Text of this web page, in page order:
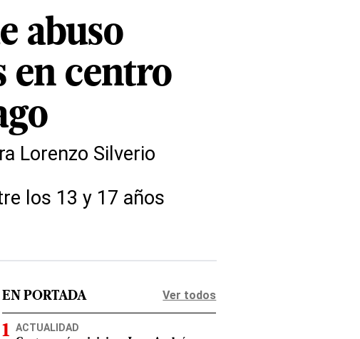
abuso
en centro
Lorenzo Silverio
los 13 y 17 años
EN PORTADA Ver todos
ACTUALIDAD